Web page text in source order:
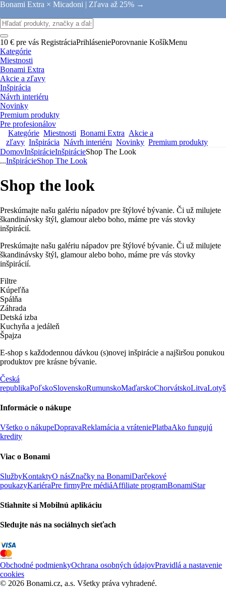
Bonami Extra × Micadoni | Zľava až 25% →
10 € pre vás RegistráciaPrihláseniePorovnanie KošíkMenu
Kategórie
Miestnosti
Bonami Extra
Akcie a zľavy
Inšpirácia
Návrh interiéru
Novinky
Premium produkty
Pre profesionálov
Kategórie Miestnosti Bonami Extra Akcie a
zľavy Inšpirácia Návrh interiéru Novinky Premium produkty
DomovInšpirácieInšpirácieShop The Look
...InšpirácieShop The Look
Shop the look
Preskúmajte našu galériu nápadov pre štýlové bývanie. Či už milujete
škandinávsky štýl, glamour alebo boho, máme pre vás stovky
inšpirácií.
Preskúmajte našu galériu nápadov pre štýlové bývanie. Či už milujete
škandinávsky štýl, glamour alebo boho, máme pre vás stovky
inšpirácií.
Filtre
Kúpeľňa
Spálňa
Záhrada
Detská izba
Kuchyňa a jedáleň
Špajza
E-shop s každodennou dávkou (s)novej inšpirácie a najširšou ponukou
produktov pre krásne bývanie.
Česká
republikaPoľskoSlovenskoRumunskoMaďarskoChorvátskoLitva
Informácie o nákupe
Všetko o nákupeDopravaReklamácia a vráteniePlatbaAko fungujú
kredity
Viac o Bonami
SlužbyKontaktyO násZnačky na BonamiDarčekové
poukazyKariéraPre firmyPre médiáAffiliate programBonamiStar
Stiahnite si Mobilnú aplikáciu
Sledujte nás na sociálnych sieťach
Obchodné podmienkyOchrana osobných údajovPravidlá a nastavenie
cookies
© 2026 Bonami.cz, a.s. Všetky práva vyhradené.